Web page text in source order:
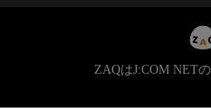
ZAQはJ:COM NET